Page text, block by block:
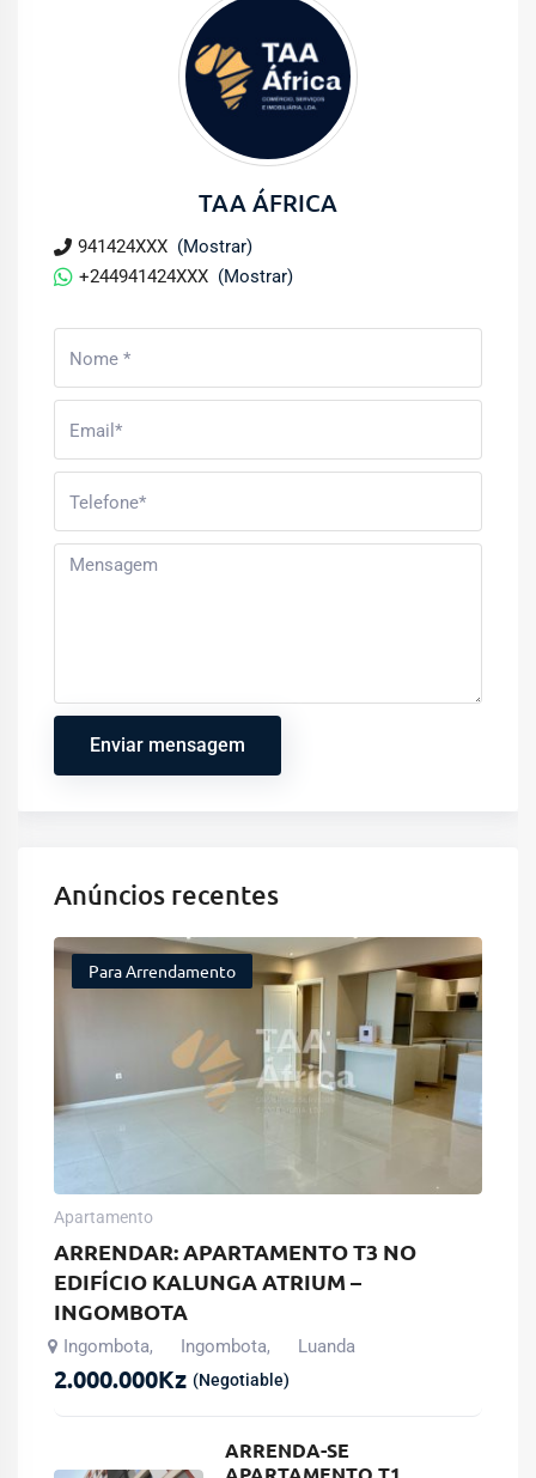
TAA ÁFRICA
941424XXX (Mostrar)
+244941424XXX (Mostrar)
Enviar mensagem
Anúncios recentes
Para Arrendamento
Apartamento
ARRENDAR: APARTAMENTO T3 NO
EDIFÍCIO KALUNGA ATRIUM –
INGOMBOTA
Ingombota, Ingombota, Luanda
2.000.000Kz (Negotiable)
ARRENDA-SE